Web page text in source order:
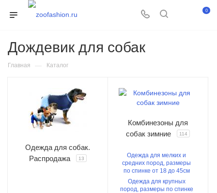
0
Дождевик для собак
Главная — Каталог
Одежда для собак.
Распродажа
13
Комбинезоны для
собак зимние
114
Одежда для мелких и
средних пород, размеры
по спинке от 18 до 45см
Одежда для крупных
пород, размеры по спинке